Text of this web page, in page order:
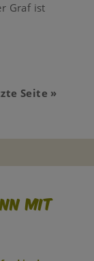
Graf ist
Seite »
mit